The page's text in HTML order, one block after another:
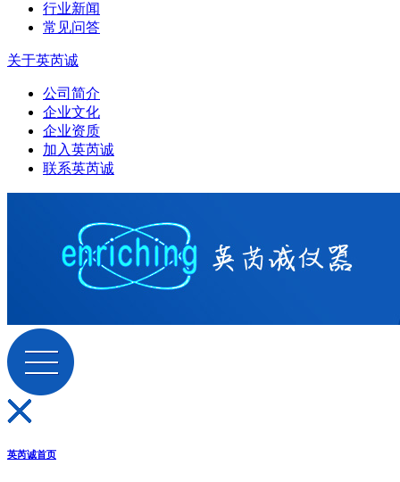
行业新闻
常见问答
关于英芮诚
公司简介
企业文化
企业资质
加入英芮诚
联系英芮诚
英芮诚首页